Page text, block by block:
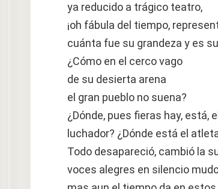
ya reducido a trágico teatro,
¡oh fábula del tiempo,
cuánta fue su grandeza y es
¿Cómo en el cerco vago
de su desierta arena
el gran pueblo no suena?
¿Dónde, pues fieras hay, está,
luchador? ¿Dónde está el
Todo desapareció, cambió la
voces alegres en silencio